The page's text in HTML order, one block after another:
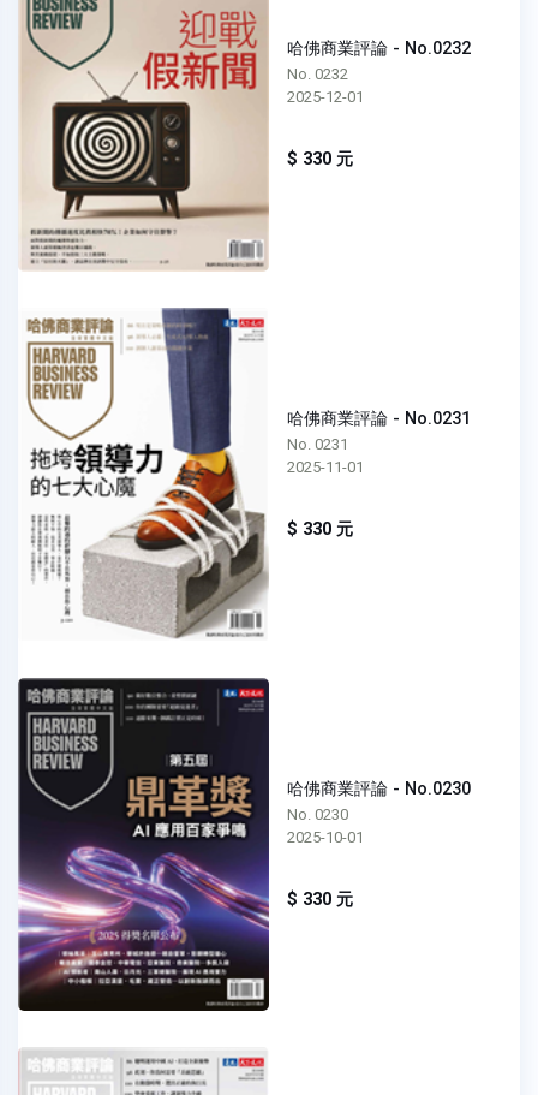
哈佛商業評論 - No.0232
No. 0232
2025-12-01
$ 330 元
哈佛商業評論 - No.0231
No. 0231
2025-11-01
$ 330 元
哈佛商業評論 - No.0230
No. 0230
2025-10-01
$ 330 元